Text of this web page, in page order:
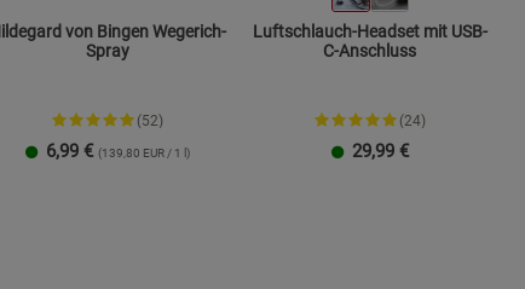
von Bingen Wegerich-
Spray
(52)
6,99 € (139,80 EUR / 1 l)
Luftschlauch-Headset mit USB-
C-Anschluss
(24)
29,99 €